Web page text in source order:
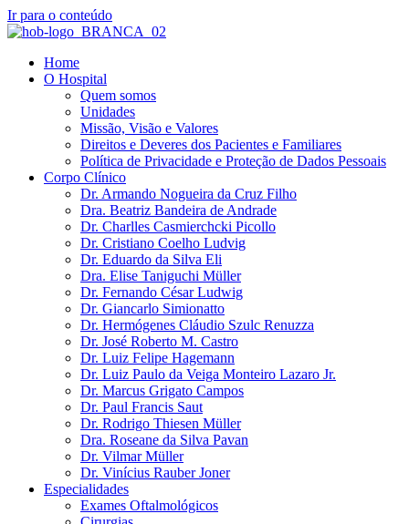
Ir para o conteúdo
Home
O Hospital
Quem somos
Unidades
Missão, Visão e Valores
Direitos e Deveres dos Pacientes e Familiares
Política de Privacidade e Proteção de Dados Pessoais
Corpo Clínico
Dr. Armando Nogueira da Cruz Filho
Dra. Beatriz Bandeira de Andrade
Dr. Charlles Casmierchcki Picollo
Dr. Cristiano Coelho Ludvig
Dr. Eduardo da Silva Eli
Dra. Elise Taniguchi Müller
Dr. Fernando César Ludwig
Dr. Giancarlo Simionatto
Dr. Hermógenes Cláudio Szulc Renuzza
Dr. José Roberto M. Castro
Dr. Luiz Felipe Hagemann
Dr. Luiz Paulo da Veiga Monteiro Lazaro Jr.
Dr. Marcus Grigato Campos
Dr. Paul Francis Saut
Dr. Rodrigo Thiesen Müller
Dra. Roseane da Silva Pavan
Dr. Vilmar Müller
Dr. Vinícius Rauber Joner
Especialidades
Exames Oftalmológicos